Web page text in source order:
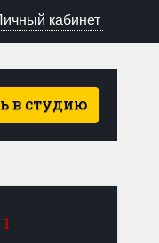
кабинет
в студию
1